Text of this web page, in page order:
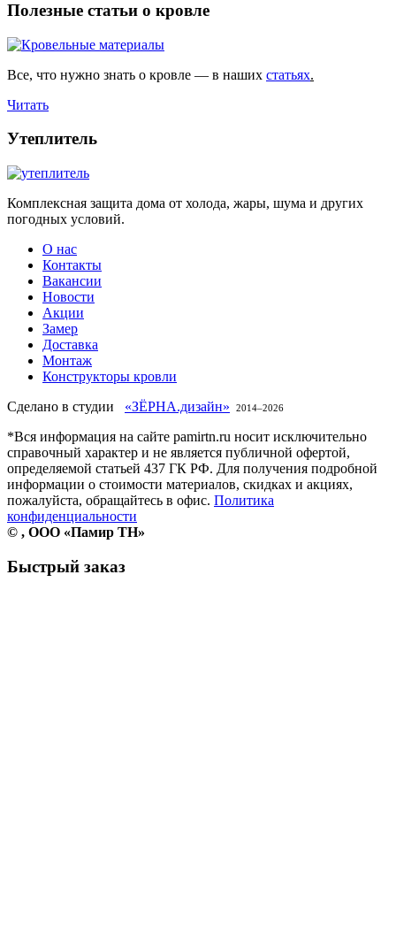
Полезные статьи о кровле
Все, что нужно знать о кровле — в наших статьях.
Читать
Утеплитель
Комплексная защита дома от холода, жары, шума и других
погодных условий.
О нас
Контакты
Вакансии
Новости
Акции
Замер
Доставка
Монтаж
Конструкторы кровли
Сделано в студии «ЗЁРНА.дизайн» 2014–2026
*Вся информация на сайте pamirtn.ru носит исключительно
справочный характер и не является публичной офертой,
определяемой статьей 437 ГК РФ. Для получения подробной
информации о стоимости материалов, скидках и акциях,
пожалуйста, обращайтесь в офис. Политика
конфиденциальности
© , ООО «Памир ТН»
Быстрый заказ